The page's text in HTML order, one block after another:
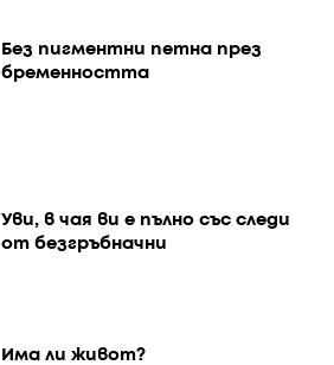
Без пигментни петна през
бременността
Уви, в чая ви е пълно със следи
от безгръбначни
Има ли живот?